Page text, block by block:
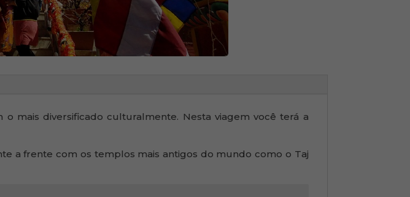
mais diversificado culturalmente. Nesta viagem você terá a
a frente com os templos mais antigos do mundo como o Taj